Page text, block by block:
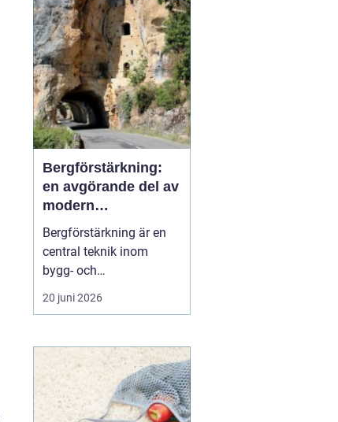
Norrköping, där vädret
växlar mellan snö, regn
och blåst, blir kvaliteten
på plåtarbet...
Bergförstärkning:
en avgörande del av
modern
infrastruktur
Bergförstärkning är en
central teknik inom
bygg- och
ingenjörsarbete, särskilt i
områden där berg och
en avgörande roll. Denna
metod säkerställer både
säkerhet och h...
20 juni 2026